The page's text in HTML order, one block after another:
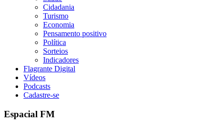
Cidadania
Turismo
Economia
Pensamento positivo
Política
Sorteios
Indicadores
Flagrante Digital
Vídeos
Podcasts
Cadastre-se
Espacial FM